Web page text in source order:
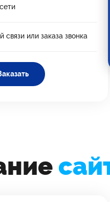
или заказа звонка